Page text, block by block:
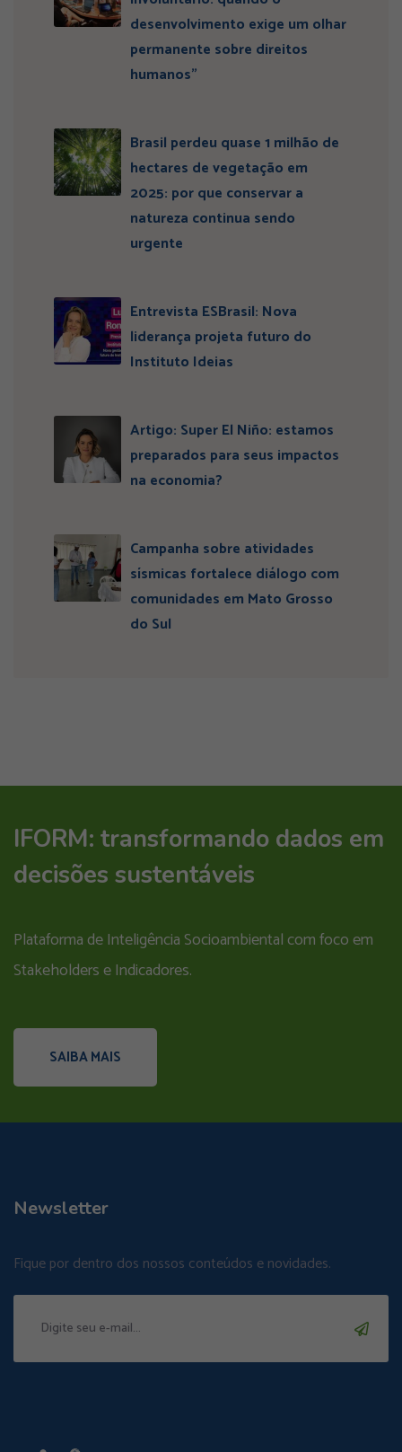
desenvolvimento exige um olhar
permanente sobre direitos
humanos”
Brasil perdeu quase 1 milhão de
hectares de vegetação em
2025: por que conservar a
natureza continua sendo
urgente
Entrevista ESBrasil: Nova
liderança projeta futuro do
Instituto Ideias
Artigo: Super El Niño: estamos
preparados para seus impactos
na economia?
Campanha sobre atividades
sísmicas fortalece diálogo com
comunidades em Mato Grosso
do Sul
IFORM: transformando dados em
decisões sustentáveis
Plataforma de Inteligência Socioambiental com foco em
Stakeholders e Indicadores.
SAIBA MAIS
Newsletter
Fique por dentro dos nossos conteúdos e novidades.